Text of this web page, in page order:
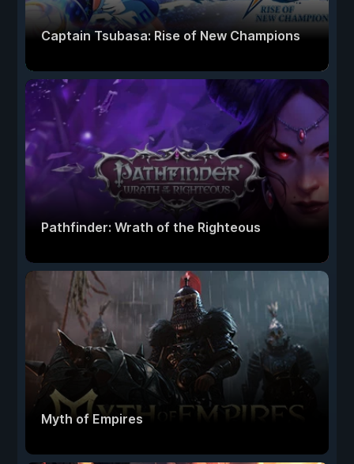
Captain Tsubasa: Rise of New Champions
Pathfinder: Wrath of the Righteous
Myth of Empires